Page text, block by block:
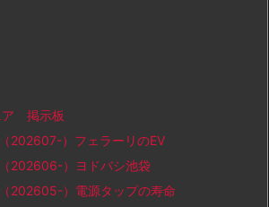
ア 掲示板
202607-）フェラーリのEV
202606-）ヨドバシ池袋
202605-）電源タップの寿命